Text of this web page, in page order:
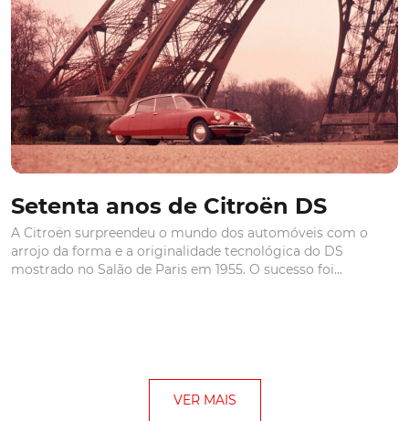
Setenta anos de Citroën DS
A Citroën surpreendeu o mundo dos automóveis com o
arrojo da forma e a originalidade tecnológica do DS
mostrado no Salão de Paris em 1955. O sucesso foi
VER MAIS